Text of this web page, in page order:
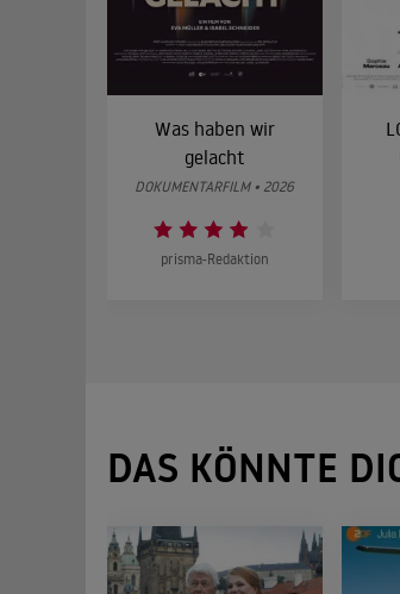
Was haben wir
gelacht
DOKUMENTARFILM • 2026
prisma-Redaktion
DAS KÖNNTE